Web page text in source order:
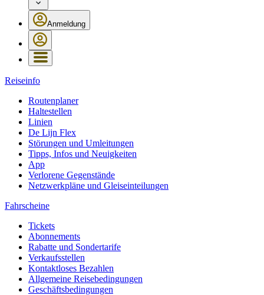
Anmeldung
Reiseinfo
Routenplaner
Haltestellen
Linien
De Lijn Flex
Störungen und Umleitungen
Tipps, Infos und Neuigkeiten
App
Verlorene Gegenstände
Netzwerkpläne und Gleiseinteilungen
Fahrscheine
Tickets
Abonnements
Rabatte und Sondertarife
Verkaufsstellen
Kontaktloses Bezahlen
Allgemeine Reisebedingungen
Geschäftsbedingungen